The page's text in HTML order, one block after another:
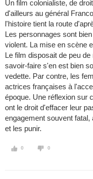
Un film colonialiste, de
d'ailleurs au général
l'histoire tient la route
Les personnages sont
violent. La mise en scène
Le film disposait de peu
savoir-faire s'en est bien
vedette. Par contre, les
actrices françaises à
époque. Une réflexion sur
ont le droit d'effacer leur
engagement souvent
et les punir.
0 0